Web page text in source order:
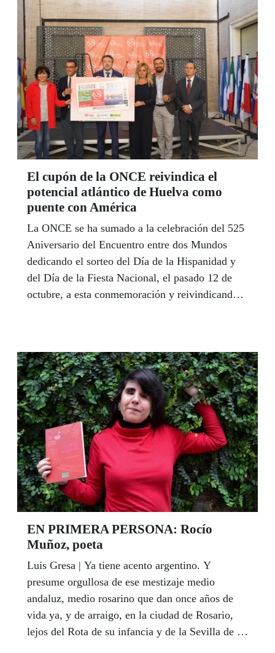
en un encuentro que se desarrolló del 29 de
septiembre al pasado 1 de octubre.
El cupón de la ONCE reivindica el
potencial atlántico de Huelva como
puente con América
La ONCE se ha sumado a la celebración del 525
Aniversario del Encuentro entre dos Mundos
dedicando el sorteo del Día de la Hispanidad y
del Día de la Fiesta Nacional, el pasado 12 de
octubre, a esta conmemoración y reivindicando
Ignacio Caraballo, y varios alcaldes de la
provincia arroparon a la ONCE en la
presentación en sociedad de este cupón.
EN PRIMERA PERSONA: Rocío
Muñoz, poeta
Luis Gresa | Ya tiene acento argentino. Y
presume orgullosa de ese mestizaje medio
andaluz, medio rosarino que dan once años de
vida ya, y de arraigo, en la ciudad de Rosario,
lejos del Rota de su infancia y de la Sevilla de su